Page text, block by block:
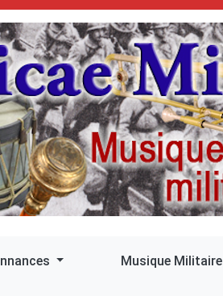
Musique Militaire